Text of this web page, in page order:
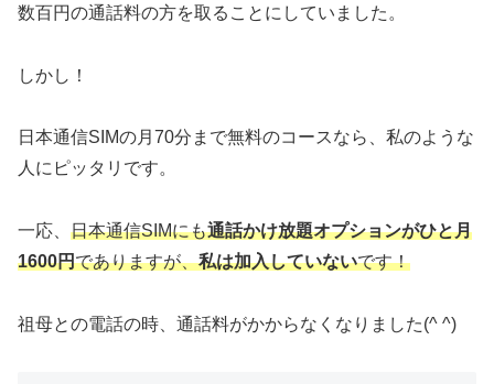
数百円の通話料の方を取ることにしていました。
しかし！
日本通信SIMの月70分まで無料のコースなら、私のような
人にピッタリです。
一応、 日本通信SIMにも通話かけ放題オプションがひと月
1600円でありますが、私は加入していないです！
祖母との電話の時、通話料がかからなくなりました(^ ^)